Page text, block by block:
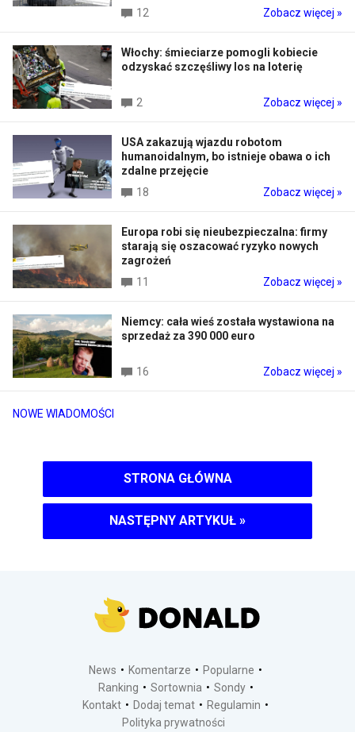
NOWE WIADOMOŚCI
12
Zobacz więcej »
Włochy: śmieciarze pomogli kobiecie
odzyskać szczęśliwy los na loterię
2 Zobacz więcej »
USA zakazują wjazdu robotom
humanoidalnym, bo istnieje obawa o ich
zdalne przejęcie
18
Zobacz więcej »
Europa robi się nieubezpieczalna: firmy
starają się oszacować ryzyko nowych
zagrożeń
11
Zobacz więcej »
Niemcy: cała wieś została wystawiona na
sprzedaż za 390 000 euro
16 Zobacz więcej »
STRONA GŁÓWNA
NASTĘPNY ARTYKUŁ »
News Komentarze
Popularne
Ranking
Sortownia
Sondy
Kontakt
Dodaj temat
Regulamin
Polityka prywatności